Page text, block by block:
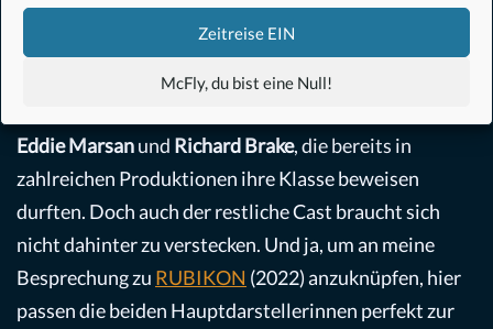
Zeitreise EIN
McFly, du bist eine Null!
EINKREISUNG (THE ALIENIST, 2018 – 2020) kam
ihre internationale Karriere so richtig in Schwung.
Neben den beiden hervorragenden Protagonistinnen
Eddie Marsanund Richard Brake, die bereits in
zahlreichen Produktionen ihre Klasse beweisen
durften. Doch auch der restliche Cast braucht sich
nicht dahinter zu verstecken. Und ja, um an meine
Besprechung zu RUBIKON (2022) anzuknüpfen, hier
passen die beiden Hauptdarstellerinnen perfekt zur